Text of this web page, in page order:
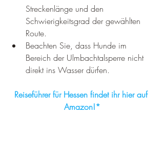
Streckenlänge und den
Schwierigkeitsgrad der gewählten
Route.
Beachten Sie, dass Hunde im
Bereich der Ulmbachtalsperre nicht
direkt ins Wasser dürfen.
Reiseführer für Hessen findet ihr hier auf
Amazon!*